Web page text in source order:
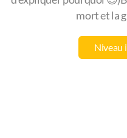
mort et la
Niveau